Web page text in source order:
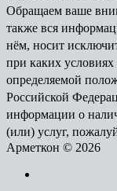
Обращаем ваше
также вся
нём, носит
при каких
определяемой
Российской
информации о
(или) услуг,
Арметкон © 2026